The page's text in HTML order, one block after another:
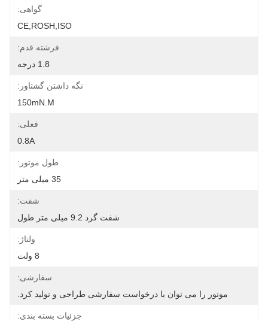
گواهی:
CE,ROSH,ISO
فرشته قدم:
1.8 درجه
نگه داشتن گشتاور:
150mN.m
فعلی:
0.8A
طول موتور:
35 میلی متر
شفت:
شفت گرد 9.2 میلی متر طول
ولتاژ:
سفارشی:
موتور را می توان با درخواست سفارشی طراحی و تولید کرد.
جزئیات بسته بندی: